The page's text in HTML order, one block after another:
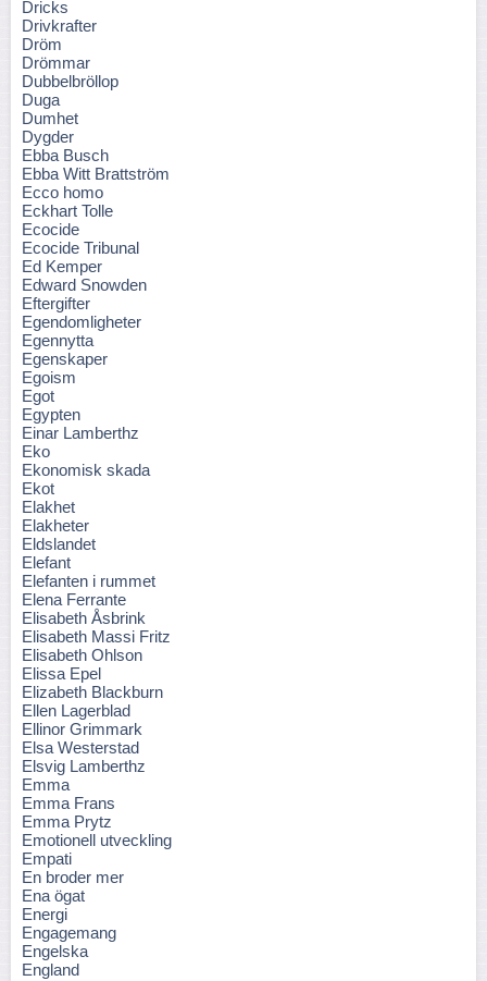
Dricks
Drivkrafter
Dröm
Drömmar
Dubbelbröllop
Duga
Dumhet
Dygder
Ebba Busch
Ebba Witt Brattström
Ecco homo
Eckhart Tolle
Ecocide
Ecocide Tribunal
Ed Kemper
Edward Snowden
Eftergifter
Egendomligheter
Egennytta
Egenskaper
Egoism
Egot
Egypten
Einar Lamberthz
Eko
Ekonomisk skada
Ekot
Elakhet
Elakheter
Eldslandet
Elefant
Elefanten i rummet
Elena Ferrante
Elisabeth Åsbrink
Elisabeth Massi Fritz
Elisabeth Ohlson
Elissa Epel
Elizabeth Blackburn
Ellen Lagerblad
Ellinor Grimmark
Elsa Westerstad
Elsvig Lamberthz
Emma
Emma Frans
Emma Prytz
Emotionell utveckling
Empati
En broder mer
Ena ögat
Energi
Engagemang
Engelska
England